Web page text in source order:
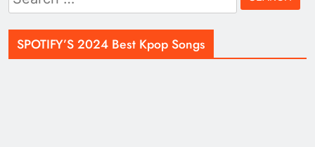
for:
SPOTIFY’S 2024 Best Kpop Songs